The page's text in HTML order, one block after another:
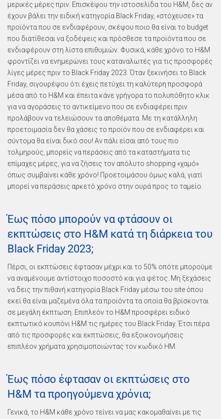
μερικές μέρες πριν. Επισκέψου την ιστοσελίδα του H&M, δες αν
έχουν βάλει την ειδική κατηγορία Black Friday, «στόχευσε» τα
προϊόντα που σε ενδιαφέρουν, σκέψου ποιο θα είναι το budget
που διατίθεσαι να ξοδέψεις και πρόσθεσε τα προϊόντα που σε
ενδιαφέρουν στη λίστα επιθυμιών. Φυσικά, κάθε χρόνο το H&M
φροντίζει να ενημερώνει τους καταναλωτές για τις προσφορές
λίγες μέρες πριν το Black Friday 2023. Όταν ξεκινήσει το Black
Friday, σιγουρέψου ότι έχεις πετύχει τη καλύτερη προσφορά
μέσα από το Η&Μ και έπειτα κάνε γρήγορα το πολυπόθητο κλικ
για να αγοράσεις το αντικείμενο που σε ενδιαφέρει πριν
προλάβουν να τελειώσουν τα αποθέματα. Με τη κατάλληλη
προετοιμασία δεν θα χάσεις το προϊόν που σε ενδιαφέρει και
σύντομα θα είναι δικό σου! Αν πάλι είσαι από τους πιο
τολμηρούς, μπορείς να περάσεις από τα καταστήματα τις
επίμαχες μέρες, για να ζήσεις τον απόλυτο shopping «χαμό»
όπως συμβαίνει κάθε χρόνο! Προετοιμάσου όμως καλά, γιατί
μπορεί να περάσεις αρκετό χρόνο στην ουρά προς το ταμείο.
Έως πόσο μπορούν να φτάσουν οι
εκπτώσεις στο H&M κατά τη διάρκεια του
Black Friday 2023;
Πέρσι, οι εκπτώσεις έφτασαν μέχρι και το 50% οπότε μπορούμε
να αναμένουμε αντίστοιχο ποσοστό και για φέτος. Μη ξεχάσεις
να δεις την πιθανή κατηγορία Black Friday μέσω του site όπου
εκεί θα είναι μαζεμένα όλα τα προϊόντα τα οποία θα βρίσκονται
σε μεγάλη έκπτωση. Επιπλεόν το H&M προσφέρει ειδικό
εκπτωτικό κουπόνι H&M τις ημέρες του Black Friday. Έτσι πέρα
από τις προσφορές και εκπτώσεις, θα εξοικονομήσεις
επιπλέον χρήματα χρησιμοποιώντας τον κωδικό HM.
Έως πόσο έφτασαν οι εκπτώσεις στο
Η&Μ τα προηγούμενα χρόνια;
Γενικά, το H&M κάθε χρόνο τείνει να μας κακομαθαίνει με τις